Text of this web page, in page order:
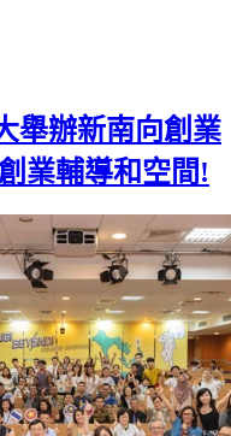
舉辦新南向創業
業輔導和空間!